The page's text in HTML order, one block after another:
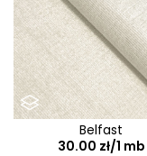
Belfast
30.00 zł/1 mb